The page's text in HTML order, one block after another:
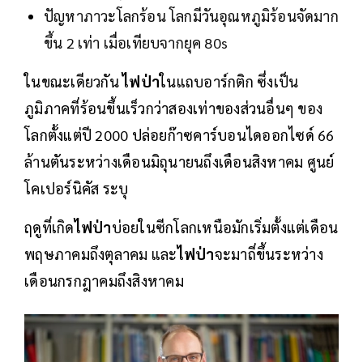
ปัญหาภาวะโลกร้อน โลกมีวันอุณหภูมิร้อนจัดมาก
ขึ้น 2 เท่า เมื่อเทียบจากยุค 80s
ในขณะเดียวกันไฟป่าในแถบอาร์กติก ซึ่งเป็น
ภูมิภาคที่ร้อนขึ้นเร็วกว่าสองเท่าของส่วนอื่นๆ ของ
โลกตั้งแต่ปี 2000 ปล่อยก๊าซคาร์บอนไดออกไซด์ 66
ล้านตันระหว่างเดือนมิถุนายนถึงเดือนสิงหาคม ศูนย์
โคเปอร์นิคัส ระบุ
ฤดูที่เกิดไฟป่าบ่อยในซีกโลกเหนือมักเริ่มตั้งแต่เดือน
พฤษภาคมถึงตุลาคม และไฟป่าจะมาถี่ขึ้นระหว่าง
เดือนกรกฎาคมถึงสิงหาคม